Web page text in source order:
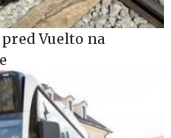
Vuelto na